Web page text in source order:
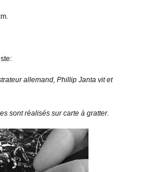
allemand, Phillip Janta vit et
sont réalisés sur carte à gratter.